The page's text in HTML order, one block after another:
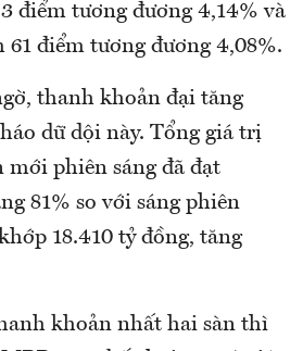
điểm tương đương 4,14% và
điểm tương đương 4,08%.
thanh khoản đại tăng
dữ dội này. Tổng giá trị
mới phiên sáng đã đạt
81% so với sáng phiên
18.410 tỷ đồng, tăng
khoản nhất hai sàn thì